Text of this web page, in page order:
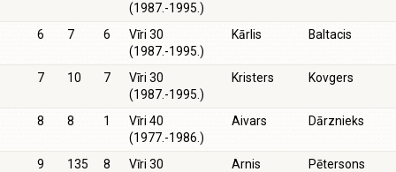
(1987.-1995.)
6 7 6
Vīri 30
(1987.-1995.)
Kārlis Baltacis
7 10 7
Vīri 30
(1987.-1995.)
Kristers Kovgers
8 8 1
Vīri 40
(1977.-1986.)
Aivars Dārznieks
9 135 8
Vīri 30
Arnis Pētersons